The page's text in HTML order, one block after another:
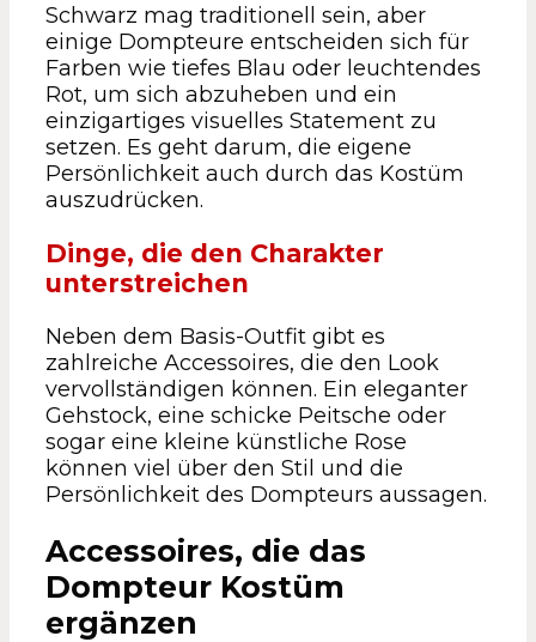
Schwarz mag traditionell sein, aber
einige Dompteure entscheiden sich für
Farben wie tiefes Blau oder leuchtendes
Rot, um sich abzuheben und ein
einzigartiges visuelles Statement zu
setzen. Es geht darum, die eigene
Persönlichkeit auch durch das Kostüm
auszudrücken.
Dinge, die den Charakter
unterstreichen
Neben dem Basis-Outfit gibt es
zahlreiche Accessoires, die den Look
vervollständigen können. Ein eleganter
Gehstock, eine schicke Peitsche oder
sogar eine kleine künstliche Rose
können viel über den Stil und die
Persönlichkeit des Dompteurs aussagen.
Accessoires, die das
Dompteur Kostüm
ergänzen